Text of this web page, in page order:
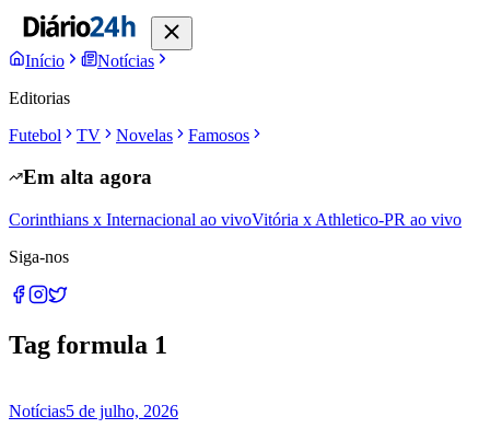
Início
Notícias
Editorias
Futebol
TV Novelas Famosos
Em alta agora
Corinthians x Internacional ao vivoVitória x Athletico-PR ao vivo
Siga-nos
Tag formula 1
Notícias5 de julho, 2026